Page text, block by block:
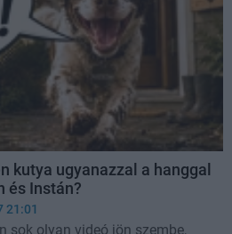
kutya ugyanazzal a hanggal
és Instán?
21:01
sok olyan videó jön szembe,